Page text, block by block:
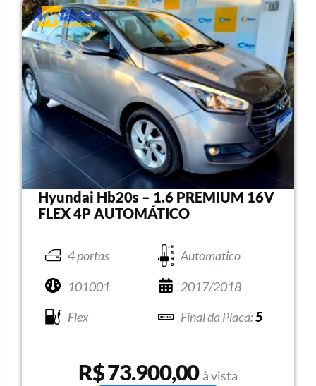
Hyundai Hb20s – 1.6 PREMIUM 16V
FLEX 4P AUTOMÁTICO
4 portas
Automatico
101001
2017/2018
Flex
5
R$ 73.900,00 à vista